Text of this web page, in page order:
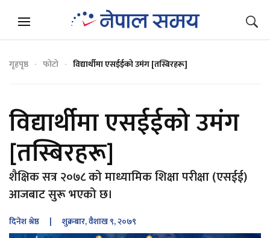
गृहपृष्ठ फोटो विद्यार्थीमा एसईईको उमंग [तस्बिरहरू]
विद्यार्थीमा एसईईको उमंग
[तस्बिरहरू]
शैक्षिक सत्र २०७८ को माध्यामिक शिक्षा परीक्षा (एसईई)
आजबाट सुरू भएको छ।
दिनेश श्रेष्ठ | शुक्रबार, वैशाख ९, २०७९